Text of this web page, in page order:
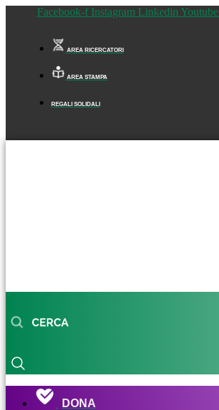
Facebook-f Instagram Linkedin Youtube
AREA RICERCATORI
AREA STAMPA
REGALI SOLIDALI
DONA